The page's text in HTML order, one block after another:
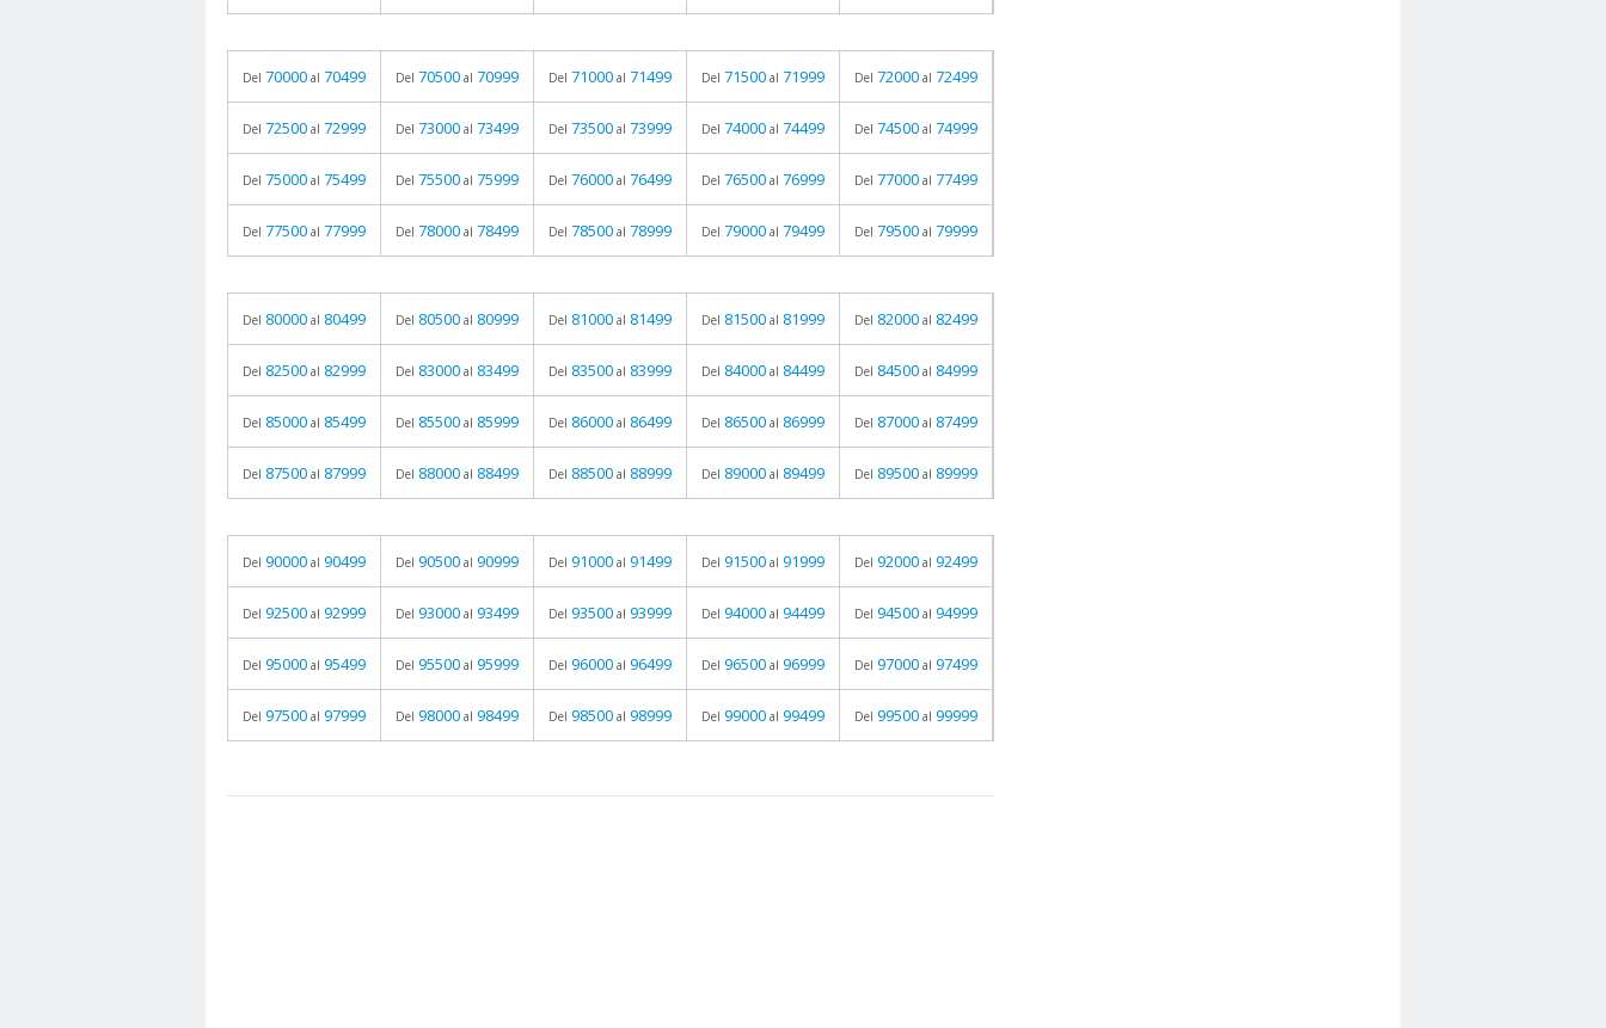
Del 70000 al 70499 Del 70500 al 70999 Del 71000 al 71499 Del 71500 al 71999 Del 72000 al 72499
Del 72500 al 72999 Del 73000 al 73499 Del 73500 al 73999 Del 74000 al 74499 Del 74500 al 74999
Del 75000 al 75499 Del 75500 al 75999 Del 76000 al 76499 Del 76500 al 76999 Del 77000 al 77499
Del 77500 al 77999 Del 78000 al 78499 Del 78500 al 78999 Del 79000 al 79499 Del 79500 al 79999
Del 80000 al 80499 Del 80500 al 80999 Del 81000 al 81499 Del 81500 al 81999 Del 82000 al 82499
Del 82500 al 82999 Del 83000 al 83499 Del 83500 al 83999 Del 84000 al 84499 Del 84500 al 84999
Del 85000 al 85499 Del 85500 al 85999 Del 86000 al 86499 Del 86500 al 86999 Del 87000 al 87499
Del 87500 al 87999 Del 88000 al 88499 Del 88500 al 88999 Del 89000 al 89499 Del 89500 al 89999
Del 90000 al 90499 Del 90500 al 90999 Del 91000 al 91499 Del 91500 al 91999 Del 92000 al 92499
Del 92500 al 92999 Del 93000 al 93499 Del 93500 al 93999 Del 94000 al 94499 Del 94500 al 94999
Del 95000 al 95499 Del 95500 al 95999 Del 96000 al 96499 Del 96500 al 96999 Del 97000 al 97499
Del 97500 al 97999 Del 98000 al 98499 Del 98500 al 98999 Del 99000 al 99499 Del 99500 al 99999